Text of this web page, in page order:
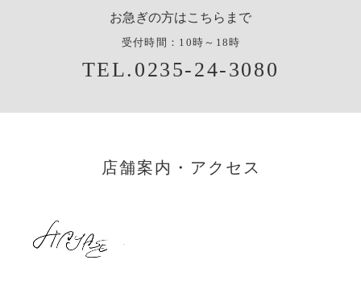
お急ぎの方はこちらまで
受付時間：10時～18時
TEL.0235-24-3080
店舗案内・アクセス